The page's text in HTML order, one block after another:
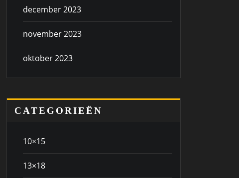
december 2023
november 2023
oktober 2023
CATEGORIEËN
10×15
13×18